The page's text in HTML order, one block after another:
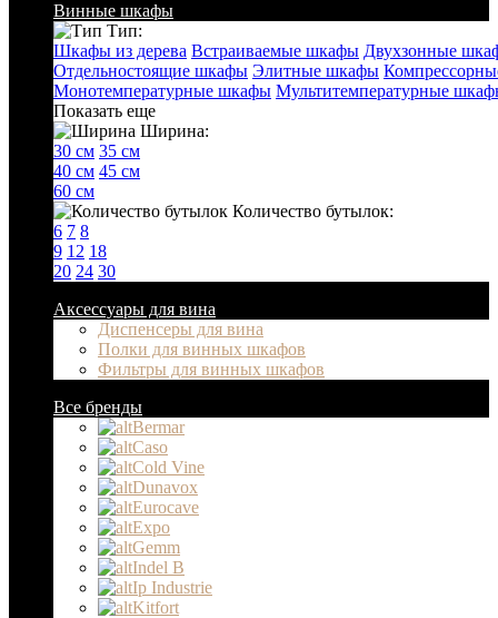
Винные шкафы
Тип:
Шкафы из дерева Встраиваемые шкафы Двухзонные
Отдельностоящие шкафы Элитные шкафы
Монотемпературные шкафы Мультитемпературные
Показать еще
Ширина:
30 см 35 см
40 см 45 см
60 см
Количество бутылок:
6 7 8
9 12 18
20 24 30
Аксессуары для вина
Диспенсеры для вина
Полки для винных шкафов
Фильтры для винных шкафов
Все бренды
Bermar
Caso
Cold Vine
Dunavox
Eurocave
Expo
Gemm
Indel B
Ip Industrie
Kitfort